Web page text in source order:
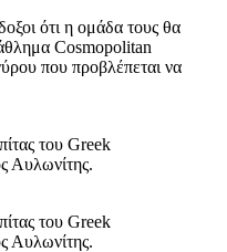
ότι η ομάδα τους θα
Cosmopolitan
που προβλέπεται να
του Greek
Αυλωνίτης.
του Greek
Αυλωνίτης.